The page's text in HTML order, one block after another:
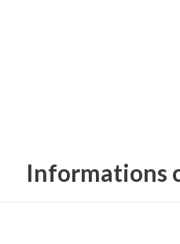
Informations